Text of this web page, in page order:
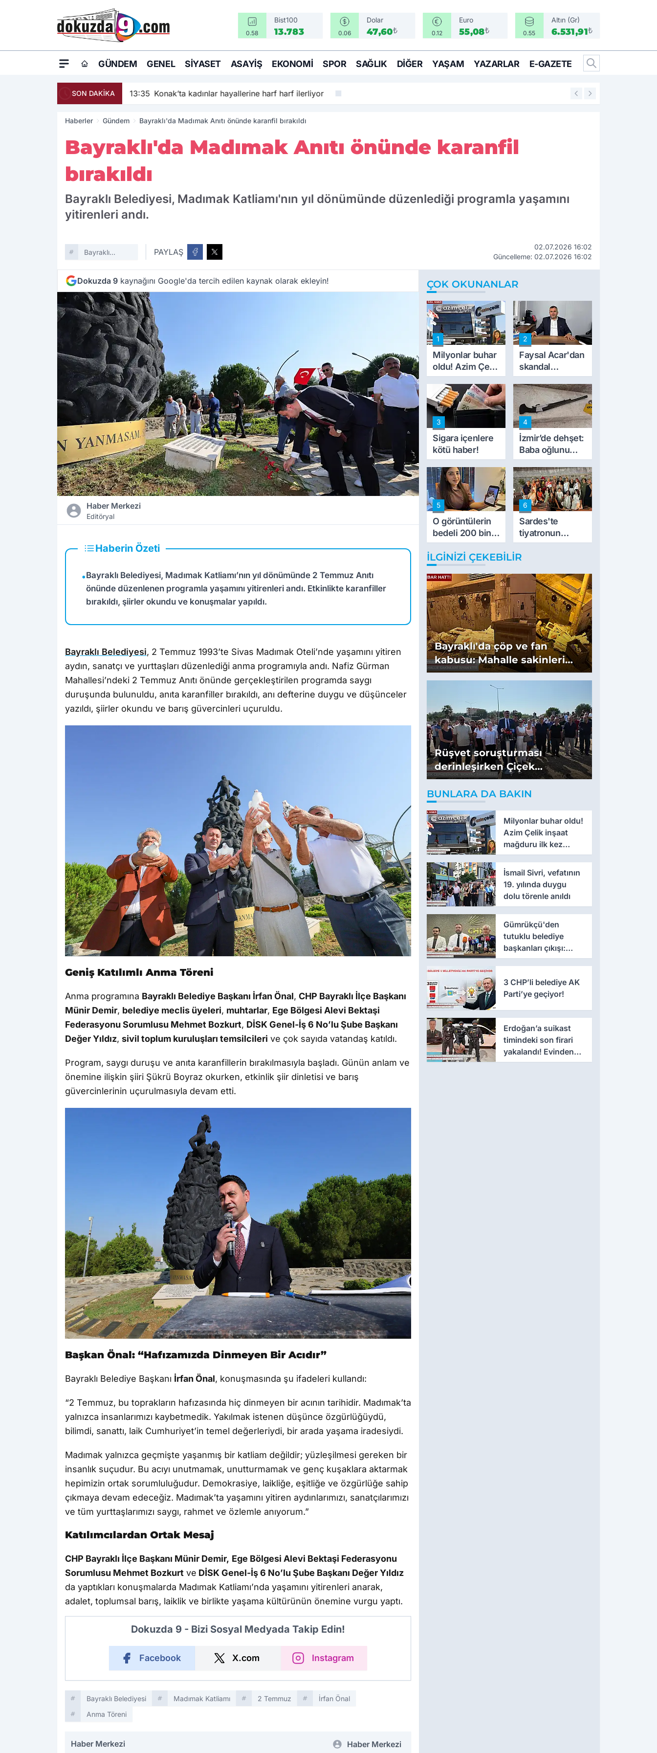
0.58
Bist100
13.783 0.06
Dolar
47,60₺ 0.12
Euro
55,08₺ 0.55
Altın (Gr)
6.531,91₺
GÜNDEM GENEL SIYASET ASAYIŞ EKONOMI SPOR SAĞLIK DIĞER YAŞAM YAZARLAR E-GAZETE
SON DAKİKA 13:35 Konak’ta kadınlar hayallerine harf harf ilerliyor 13:29
Haberler Gündem Bayraklı'da Madımak Anıtı önünde karanfil bırakıldı
Bayraklı'da Madımak Anıtı önünde karanfil
bırakıldı
Bayraklı Belediyesi, Madımak Katliamı'nın yıl dönümünde düzenlediği programla yaşamını
yitirenleri andı.
Bayraklı
PAYLAŞ
02.07.2026 16:02
Güncelleme: 02.07.2026 16:02
Dokuzda 9 kaynağını Google'da tercih edilen kaynak olarak ekleyin!
Haber Merkezi
Editöryal
Haberin Özeti
•Bayraklı Belediyesi, Madımak Katliamı’nın yıl dönümünde 2 Temmuz Anıtı
önünde düzenlenen programla yaşamını yitirenleri andı. Etkinlikte karanfiller
bırakıldı, şiirler okundu ve konuşmalar yapıldı.
Bayraklı Belediyesi, 2 Temmuz 1993’te Sivas Madımak Oteli’nde yaşamını yitiren
aydın, sanatçı ve yurttaşları düzenlediği anma programıyla andı. Nafiz Gürman
Mahallesi’ndeki 2 Temmuz Anıtı önünde gerçekleştirilen programda saygı
duruşunda bulunuldu, anıta karanfiller bırakıldı, anı defterine duygu ve düşünceler
yazıldı, şiirler okundu ve barış güvercinleri uçuruldu.
Geniş Katılımlı Anma Töreni
Anma programına Bayraklı Belediye Başkanı İrfan Önal, CHP Bayraklı İlçe Başkanı
Münir Demir, belediye meclis üyeleri, muhtarlar, Ege Bölgesi Alevi Bektaşi
Federasyonu Sorumlusu Mehmet Bozkurt, DİSK Genel-İş 6 No’lu Şube Başkanı
Değer Yıldız, sivil toplum kuruluşları temsilcileri ve çok sayıda vatandaş katıldı.
Program, saygı duruşu ve anıta karanfillerin bırakılmasıyla başladı. Günün anlam ve
önemine ilişkin şiiri Şükrü Boyraz okurken, etkinlik şiir dinletisi ve barış
güvercinlerinin uçurulmasıyla devam etti.
Başkan Önal: “Hafızamızda Dinmeyen Bir Acıdır”
Bayraklı Belediye Başkanı İrfan Önal, konuşmasında şu ifadeleri kullandı:
“2 Temmuz, bu toprakların hafızasında hiç dinmeyen bir acının tarihidir. Madımak’ta
yalnızca insanlarımızı kaybetmedik. Yakılmak istenen düşünce özgürlüğüydü,
bilimdi, sanattı, laik Cumhuriyet’in temel değerleriydi, bir arada yaşama iradesiydi.
Madımak yalnızca geçmişte yaşanmış bir katliam değildir; yüzleşilmesi gereken bir
insanlık suçudur. Bu acıyı unutmamak, unutturmamak ve genç kuşaklara aktarmak
hepimizin ortak sorumluluğudur. Demokrasiye, laikliğe, eşitliğe ve özgürlüğe sahip
çıkmaya devam edeceğiz. Madımak’ta yaşamını yitiren aydınlarımızı, sanatçılarımızı
ve tüm yurttaşlarımızı saygı, rahmet ve özlemle anıyorum.”
Katılımcılardan Ortak Mesaj
CHP Bayraklı İlçe Başkanı Münir Demir, Ege Bölgesi Alevi Bektaşi Federasyonu
Sorumlusu Mehmet Bozkurt ve DİSK Genel-İş 6 No’lu Şube Başkanı Değer Yıldız
da yaptıkları konuşmalarda Madımak Katliamı’nda yaşamını yitirenleri anarak,
adalet, toplumsal barış, laiklik ve birlikte yaşama kültürünün önemine vurgu yaptı.
Dokuzda 9 - Bizi Sosyal Medyada Takip Edin!
Facebook X.com Instagram
Bayraklı Belediyesi Madımak Katliamı 2 Temmuz
İrfan Önal
Anma Töreni
Haber Merkezi Haber Merkezi
ÇOK OKUNANLAR
1
Milyonlar buhar
oldu! Azim Çelik
inşaat mağduru
ilk kez konuştu
2
Faysal Acar'dan
skandal
açıklamalar:
'Haluk Levent
peynircilerimizi
de kıskaca aldı,
müdahale ettik'
3
Sigara içenlere
kötü haber!
4
İzmir’de dehşet:
Baba oğlunu
vurdu
5
O görüntülerin
bedeli 200 bin
TL
6
Sardes'te
tiyatronun
imece ruhu
binlerce yıllık
İLGINIZI ÇEKEBILIR
Bayraklı'da çöp ve fan
kabusu: Mahalle sakinleri
isyan etti
Rüşvet soruşturması
derinleşirken Çiçek
cephesinden 'montaj'
savunması
BUNLARA DA BAKIN
Milyonlar buhar oldu!
Azim Çelik inşaat
mağduru ilk kez
konuştu
İsmail Sivri, vefatının
19. yılında duygu
dolu törenle anıldı
Gümrükçü'den
tutuklu belediye
başkanları çıkışı:
'Yıllarca iddianame
3 CHP’li belediye AK
Parti’ye geçiyor!
Erdoğan’a suikast
timindeki son firari
yakalandı! Evinden
çıkanlar şaşkınlık